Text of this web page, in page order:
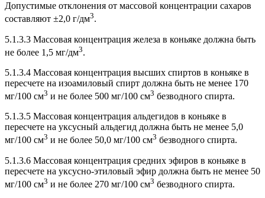
Допустимые отклонения от массовой концентрации сахаров
составляют ±2,0 г/дм3.
5.1.3.3 Массовая концентрация железа в коньяке должна быть
не более 1,5 мг/дм3.
5.1.3.4 Массовая концентрация высших спиртов в коньяке в
пересчете на изоамиловый спирт должна быть не менее 170
мг/100 см3 и не более 500 мг/100 см3 безводного спирта.
5.1.3.5 Массовая концентрация альдегидов в коньяке в
пересчете на уксусный альдегид должна быть не менее 5,0
мг/100 см3 и не более 50,0 мг/100 см3 безводного спирта.
5.1.3.6 Массовая концентрация средних эфиров в коньяке в
пересчете на уксусно-этиловый эфир должна быть не менее 50
мг/100 см3 и не более 270 мг/100 см3 безводного спирта.